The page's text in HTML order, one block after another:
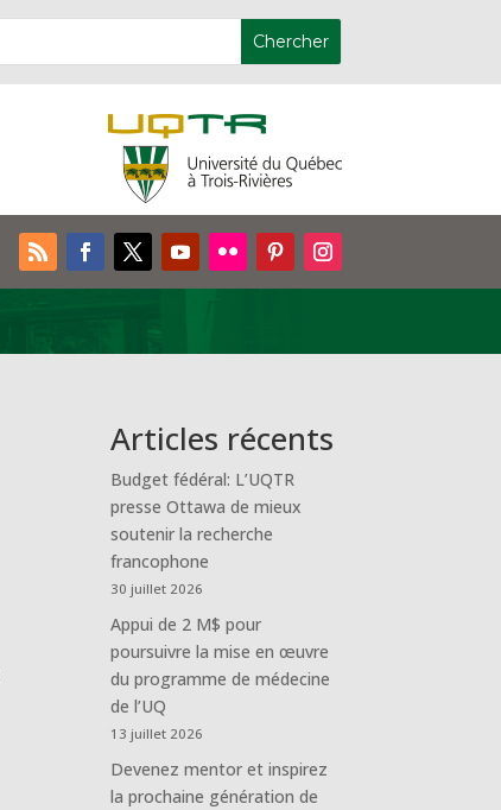
Articles récents
Budget fédéral: L’UQTR
presse Ottawa de mieux
soutenir la recherche
francophone
30 juillet 2026
Appui de 2 M$ pour
poursuivre la mise en œuvre
du programme de médecine
de l’UQ
13 juillet 2026
Devenez mentor et inspirez
la prochaine génération de